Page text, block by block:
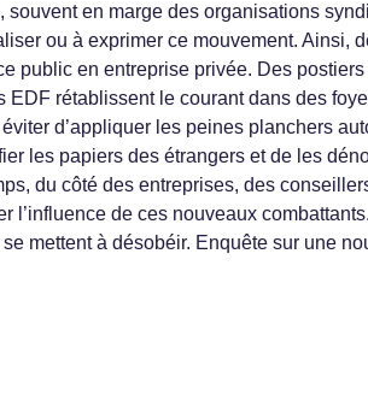
souvent en marge des organisations
ou à exprimer ce mouvement. Ainsi,
public en entreprise privée. Des
EDF rétablissent le courant dans des
d’appliquer les peines planchers
les papiers des étrangers et de les
du côté des entreprises, des
l’influence de ces nouveaux
mettent à désobéir. Enquête sur une